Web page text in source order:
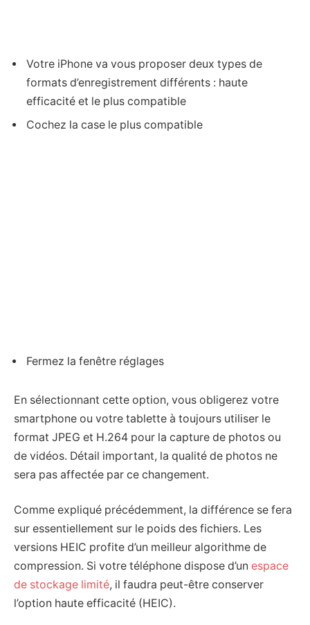
Votre iPhone va vous proposer deux types de
formats d’enregistrement différents : haute
efficacité et le plus compatible
Cochez la case le plus compatible
Fermez la fenêtre réglages
En sélectionnant cette option, vous obligerez votre
smartphone ou votre tablette à toujours utiliser le
format JPEG et H.264 pour la capture de photos ou
de vidéos. Détail important, la qualité de photos ne
sera pas affectée par ce changement.
Comme expliqué précédemment, la différence se fera
sur essentiellement sur le poids des fichiers. Les
versions HEIC profite d’un meilleur algorithme de
compression. Si votre téléphone dispose d’un espace
de stockage limité, il faudra peut-être conserver
l’option haute efficacité (HEIC).